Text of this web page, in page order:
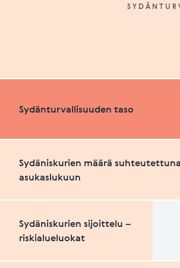
Sydänturvallisuuden taso
Sydäniskurien määrä suhteutettuna
asukaslukuun
Sydäniskurien sijoittelu –
riskialueluokat